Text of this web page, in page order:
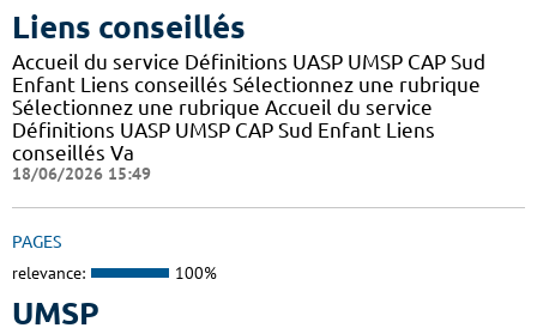
Liens conseillés
Accueil du service Définitions UASP UMSP CAP Sud
Enfant Liens conseillés Sélectionnez une rubrique
Sélectionnez une rubrique Accueil du service
Définitions UASP UMSP CAP Sud Enfant Liens
conseillés Va
18/06/2026 15:49
PAGES
relevance: 100%
UMSP